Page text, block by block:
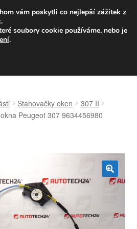
od 139,-Kč
9-16 704 494 494
Stahovačky oken
307 II
Peugeot 307 9634456980
🔍
vám poskytli co nejlepší zážitek z
soubory cookie používáme, nebo je
.